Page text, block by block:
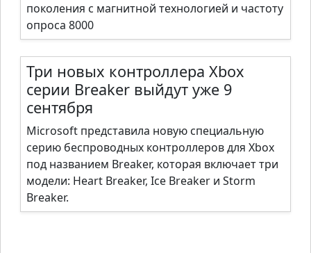
поколения с магнитной технологией и частоту
опроса 8000
Три новых контроллера Xbox
серии Breaker выйдут уже 9
сентября
Microsoft представила новую специальную
серию беспроводных контроллеров для Xbox
под названием Breaker, которая включает три
модели: Heart Breaker, Ice Breaker и Storm
Breaker.